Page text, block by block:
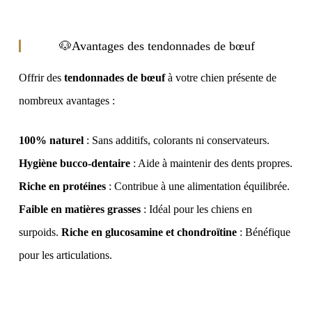
🐶Avantages des tendonnades de bœuf
Offrir des tendonnades de bœufà votre chien présente de
nombreux avantages :
100% naturel: Sans additifs, colorants ni conservateurs.
Hygiène bucco-dentaire: Aide à maintenir des dents propres.
Riche en protéines: Contribue à une alimentation équilibrée.
Faible en matières grasses: Idéal pour les chiens en
surpoids. Riche en glucosamine et chondroïtine: Bénéfique
pour les articulations.